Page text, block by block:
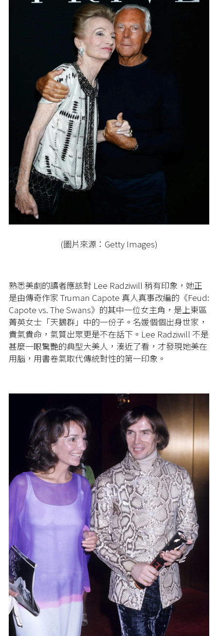
(圖片來源：Getty Images)
熟悉美劇的讀者應該對 Lee Radziwill 稍有印象，她正
是由傳奇作家 Truman Capote 真人真事改編的《Feud:
Capote vs. The Swans》的其中一位女主角，是上東區
菁英女士「天鵝群」中的一份子。名媛個個出身世家，
貴氣貴命，氣質出眾更是不在話下。Lee Radziwill 不是
甚麼一眼驚艷的典型大美人，湊近了看，才發現她美在
用腦，用書卷氣取代傳統對性的第一印象。